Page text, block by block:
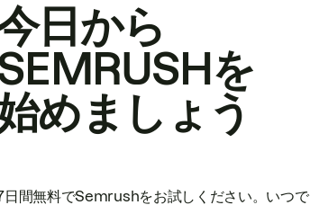
日から
を
めましょう
日間無料でSemrushをお試しください。いつ